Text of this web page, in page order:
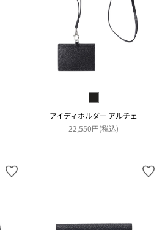
アイディホルダー アルチェ
22,550円(税込)